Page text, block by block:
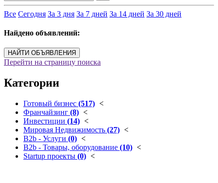
Все Сегодня За 3 дня За 7 дней За 14 дней За 30 дней
Найдено объявлений:
НАЙТИ ОБЪЯВЛЕНИЯ
Перейти на страницу поиска
Категории
Готовый бизнес (517) <
Франчайзинг (8) <
Инвестиции (14) <
Мировая Недвижимость (27) <
B2b - Услуги (0) <
B2b - Товары, оборудование (10) <
Startup проекты (0) <